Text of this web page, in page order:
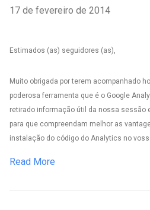
17 de fevereiro de 2014
Estimados (as) seguidores (as),
Muito obrigada por terem acompanhado
poderosa ferramenta que é o Google
retirado informação útil da nossa sessão
para que compreendam melhor as
instalação do código do Analytics no
Read More